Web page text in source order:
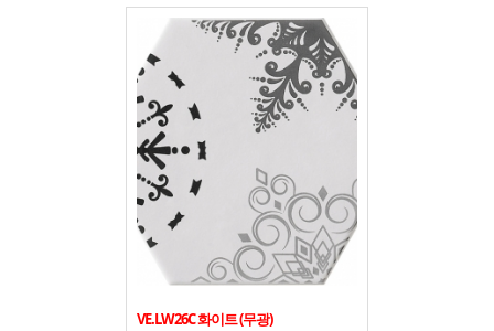
VE.LW26C 화이트 (무광)